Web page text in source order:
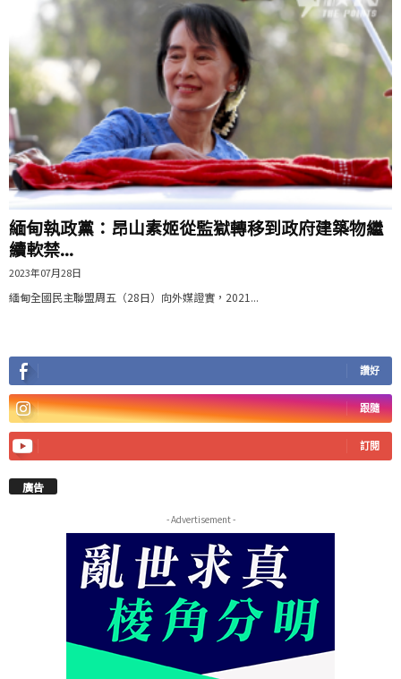
緬甸執政黨：昂山素姬從監獄轉移到政府建築物繼
續軟禁...
2023年07月28日
緬甸全國民主聯盟周五（28日）向外媒證實，2021...
讚好
跟隨
訂閱
廣告
- Advertisement -